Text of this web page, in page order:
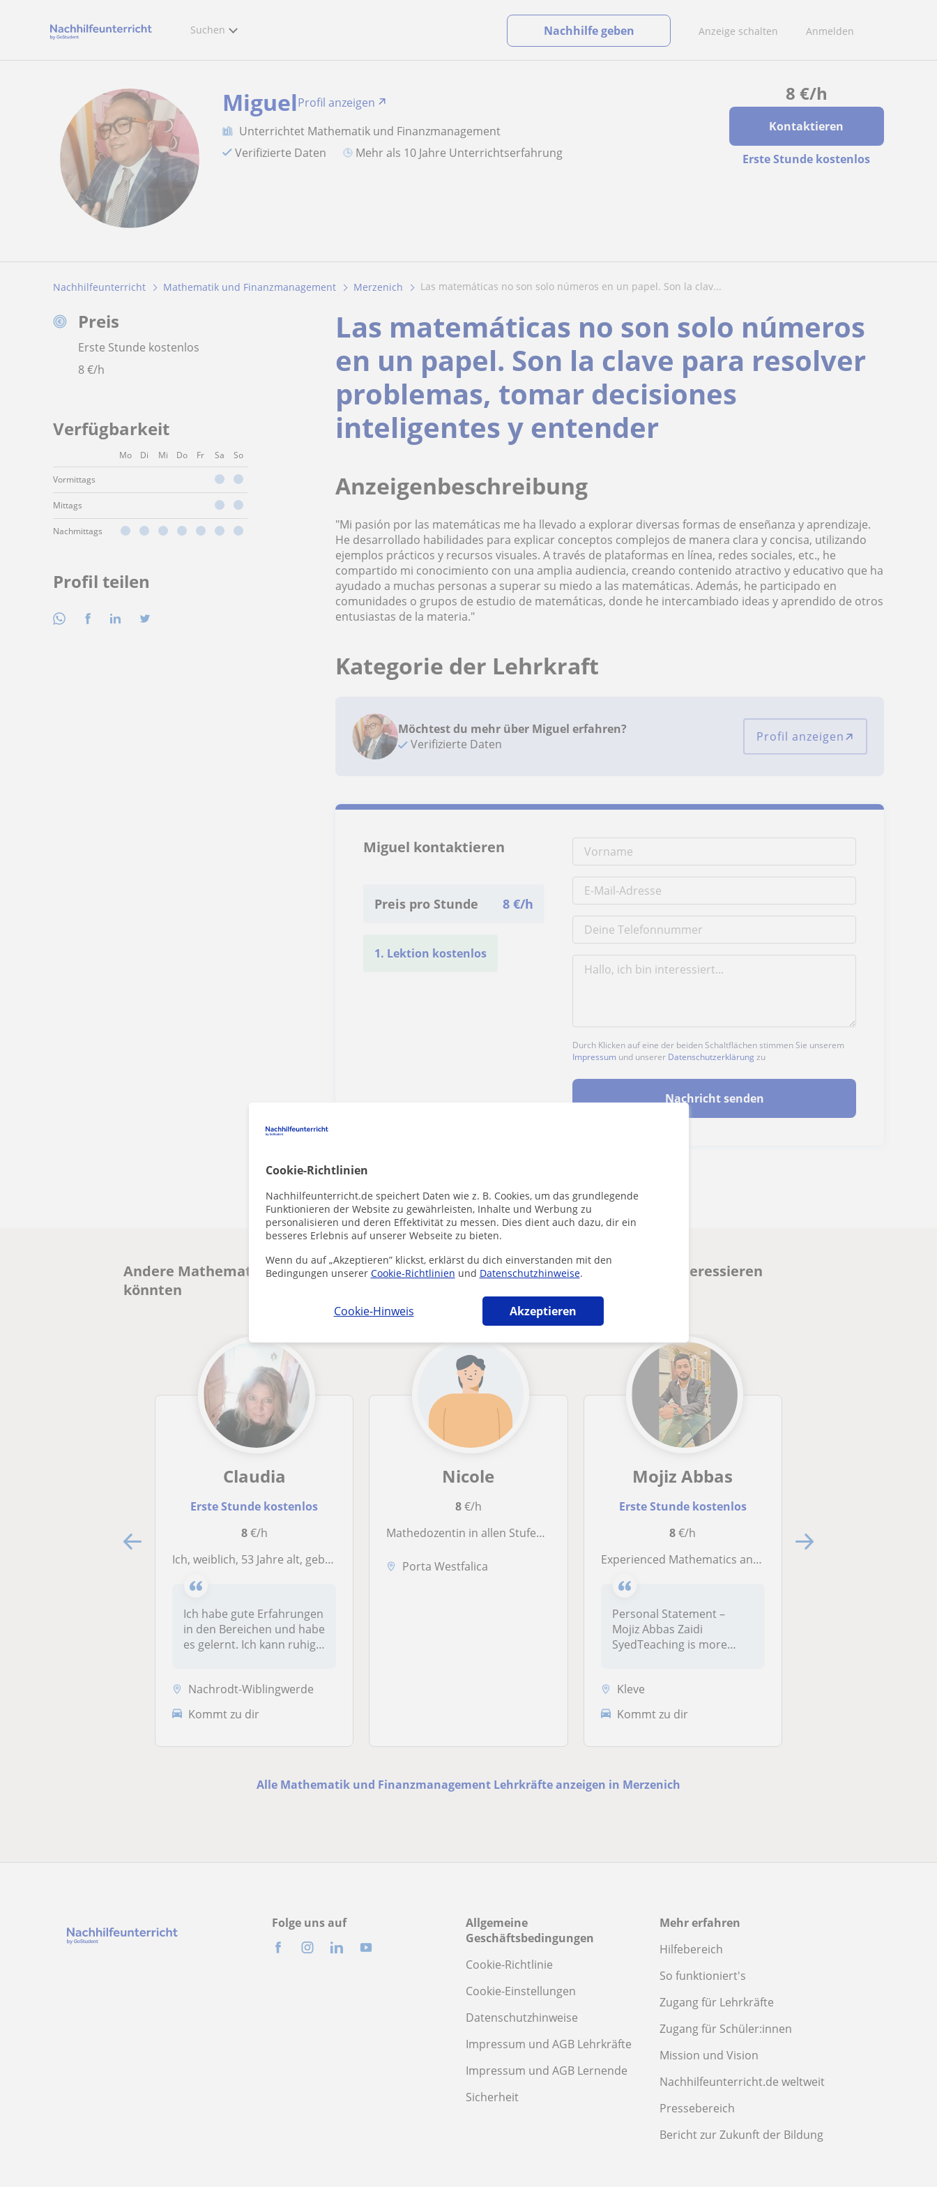
Cookie-Richtlinien
Nachhilfeunterricht.de speichert Daten wie z. B. Cookies, um das grundlegende
Funktionieren der Website zu gewährleisten, Inhalte und Werbung zu
personalisieren und deren Effektivität zu messen. Dies dient auch dazu, dir ein
besseres Erlebnis auf unserer Webseite zu bieten.
Wenn du auf „Akzeptieren” klickst, erklärst du dich einverstanden mit den
Bedingungen unserer Cookie-Richtlinien und Datenschutzhinweise.
Cookie-Hinweis Akzeptieren
Suchen Anzeige schalten Anmelden
Nachhilfe geben
8 €/h
Kontaktieren
Erste Stunde kostenlos
MiguelProfil anzeigen
Unterrichtet Mathematik und Finanzmanagement
Verifizierte Daten
Mehr als 10 Jahre Unterrichtserfahrung
Nachhilfeunterricht Mathematik und Finanzmanagement Merzenich Las matemáticas no son solo números en un papel. Son la clav...
Preis
Erste Stunde kostenlos
8€/h
Verfügbarkeit
Mo Di Mi Do Fr Sa So
Vormittags
Mittags
Nachmittags
Profil teilen
Las matemáticas no son solo números
en un papel. Son la clave para resolver
problemas, tomar decisiones
inteligentes y entender
Anzeigenbeschreibung
"Mi pasión por las matemáticas me ha llevado a explorar diversas formas de enseñanza y aprendizaje.
He desarrollado habilidades para explicar conceptos complejos de manera clara y concisa, utilizando
ejemplos prácticos y recursos visuales. A través de plataformas en línea, redes sociales, etc., he
compartido mi conocimiento con una amplia audiencia, creando contenido atractivo y educativo que ha
ayudado a muchas personas a superar su miedo a las matemáticas. Además, he participado en
comunidades o grupos de estudio de matemáticas, donde he intercambiado ideas y aprendido de otros
entusiastas de la materia."
Kategorie der Lehrkraft
Möchtest du mehr über Miguel erfahren?
Verifizierte Daten
Profil anzeigen
Miguel kontaktieren
Preis pro Stunde 8 €/h
1. Lektion kostenlos
Durch Klicken auf eine der beiden Schaltflächen stimmen Sie unserem
Impressum und unserer Datenschutzerklärung zu
Nachricht senden
Enthält dieses Profil einen Fehler?
Andere Mathematik und Finanzmanagement-Lehrkräfte in Merzenich die dich interessieren
könnten
Claudia
Erste Stunde kostenlos
8€/h
Ich, weiblich, 53 Jahre alt, gebe Unterricht im Rechnungswesen, Mathematik und Betriebswirtschaftslehre bis 12. Klasse
Ich habe gute Erfahrungen
in den Bereichen und habe
es gelernt. Ich kann ruhig
Nachrodt-Wiblingwerde
Kommt zu dir
Nicole
8€/h
Mathedozentin in allen Stufen bis zum Studium und Abschluss
Porta Westfalica
Mojiz Abbas
Erste Stunde kostenlos
8€/h
Experienced Mathematics and Accounting Tutor
Personal Statement –
Mojiz Abbas Zaidi
SyedTeaching is more
Kleve
Kommt zu dir
Alle Mathematik und Finanzmanagement Lehrkräfte anzeigen in Merzenich
Folge uns auf
Allgemeine
Geschäftsbedingungen
Cookie-Richtlinie
Cookie-Einstellungen
Datenschutzhinweise
Impressum und AGB Lehrkräfte
Impressum und AGB Lernende
Sicherheit
Mehr erfahren
Hilfebereich
So funktioniert's
Zugang für Lehrkräfte
Zugang für Schüler:innen
Mission und Vision
Nachhilfeunterricht.de weltweit
Pressebereich
Bericht zur Zukunft der Bildung